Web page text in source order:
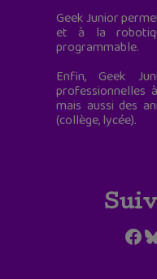
Geek Junior
et à la
programmable.
Enfin, Geek
professionnelles
mais aussi des
(collège, lycée).